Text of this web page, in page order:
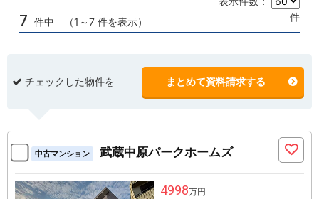
7 件中 （1～7 件を表示）
件
チェックした物件を まとめて資料請求する
中古マンション 武蔵中原パークホームズ
4998万円